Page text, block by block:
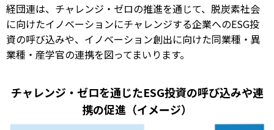
経団連は、チャレンジ・ゼロの推進を通じて、脱炭素社会
に向けたイノベーションにチャレンジする企業へのESG投
資の呼び込みや、イノベーション創出に向けた同業種・異
業種・産学官の連携を図ってまいります。
チャレンジ・ゼロを通じたESG投資の呼び込みや連
携の促進（イメージ）